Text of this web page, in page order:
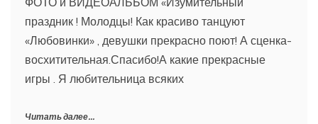
праздник ! Молодцы! Как красиво танцуют
«Любовинки» , девушки прекрасно поют! А сценка-
восхитительная.Спасибо!А какие прекрасные
игры . Я любительница всяких
Читать далее...